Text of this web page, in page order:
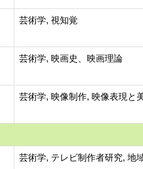
芸術学, 視知覚
芸術学, 映画史、映画理論
芸術学, 映像制作, 映像表現と
芸術学, テレビ制作者研究, 地